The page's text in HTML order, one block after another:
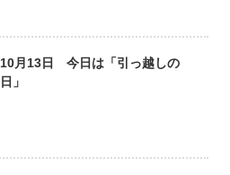
10月13日 今日は「引っ越しの
日」